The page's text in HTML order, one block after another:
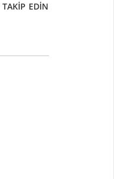
TAKİP EDİN